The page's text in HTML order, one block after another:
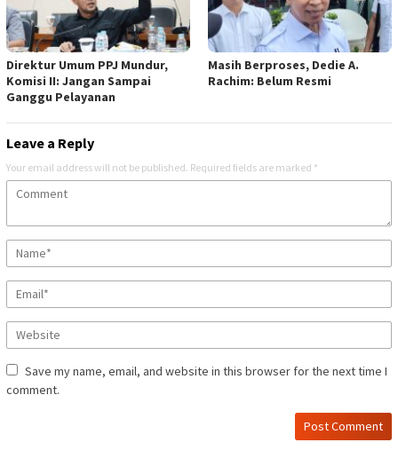
Direktur Umum PPJ Mundur,
Komisi II: Jangan Sampai
Ganggu Pelayanan
Masih Berproses, Dedie A.
Rachim: Belum Resmi
Leave a Reply
Your email address will not be published. Required fields are marked *
Save my name, email, and website in this browser for the next time I
comment.